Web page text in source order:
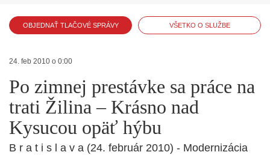
OBJEDNAŤ TLAČOVÉ SPRÁVY VŠETKO O SLUŽBE
24. feb 2010 o 0:00
Po zimnej prestávke sa práce na
trati Žilina – Krásno nad
Kysucou opäť hýbu
B r a t i s l a v a (24. február 2010) - Modernizácia